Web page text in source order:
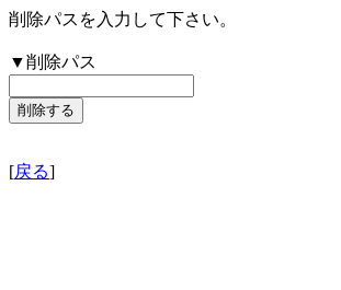
削除パスを入力して下さい。
▼削除パス
[戻る]